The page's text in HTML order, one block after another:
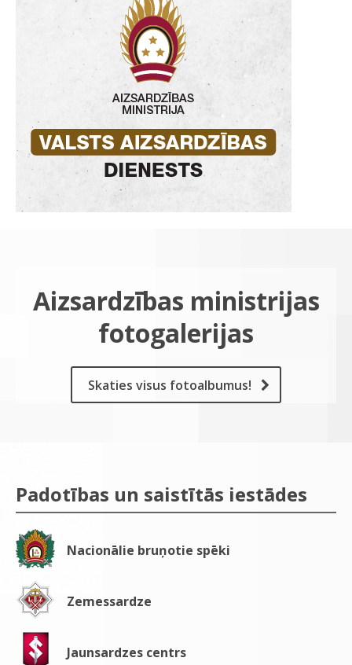
Aizsardzības ministrijas
fotogalerijas
Skaties visus fotoalbumus!
Padotības un saistītās iestādes
Nacionālie bruņotie spēki
Zemessardze
Jaunsardzes centrs